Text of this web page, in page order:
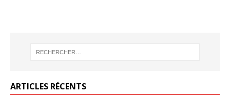
ARTICLES RÉCENTS